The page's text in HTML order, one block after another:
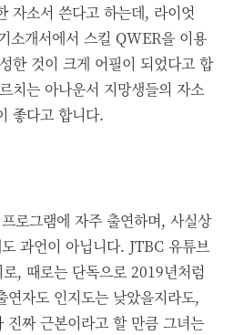
자소서 쓴다고 하는데, 라이엇
소개서에서 스킬 QWER을 이용
한 것이 크게 어필이 되었다고 합
치는 아나운서 지망생들의 자소
좋다고 합니다.
로그램에 자주 출연하며, 사실상
과언이 아닙니다. JTBC 유튜브
, 때로는 단독으로 2019년처럼
연자도 인지도는 낮았을지라도,
진짜 근본이라고 할 만큼 그녀는